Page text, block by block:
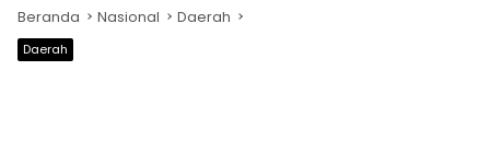
Beranda Nasional Daerah
Daerah